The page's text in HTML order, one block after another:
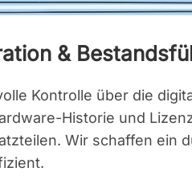
&
Kon­trol­le über die
His­to­rie und
Wir schaf­fen